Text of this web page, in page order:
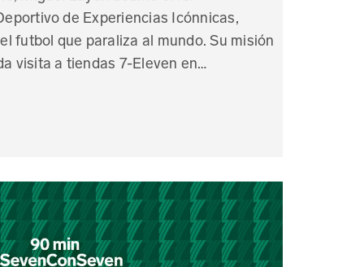
de Experiencias Icónnicas,
futbol que paraliza al mundo. Su misión
visita a tiendas 7-Eleven en…